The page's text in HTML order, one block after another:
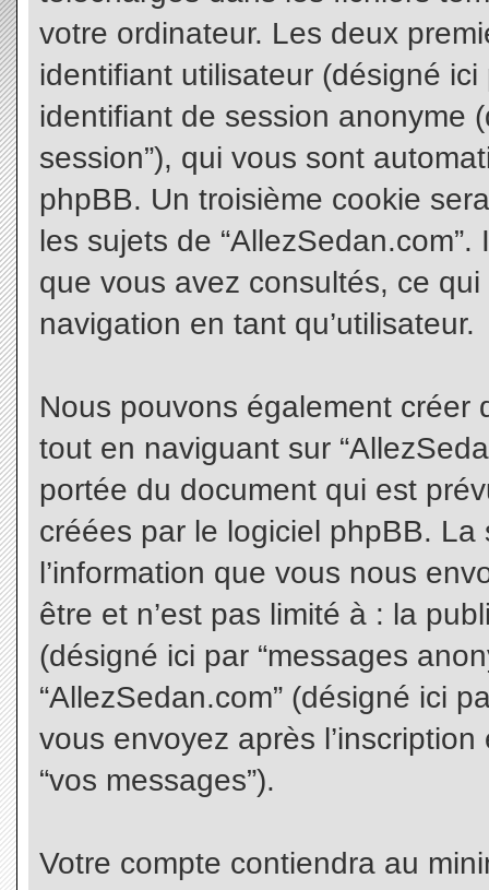
votre ordinateur. Les deux
identifiant utilisateur (désigné ici
identifiant de session anonyme
session”), qui vous sont
phpBB. Un troisième cookie
les sujets de
que vous avez consultés, ce
navigation en tant qu’utilisateur.
Nous pouvons également créer
tout en naviguant sur
portée du document qui est
créées par le logiciel phpBB.
l’information que vous nous
être et n’est pas limité à : la
(désigné ici par “messages
“AllezSedan.com” (désigné ici
vous envoyez après
“vos messages”).
Votre compte contiendra au